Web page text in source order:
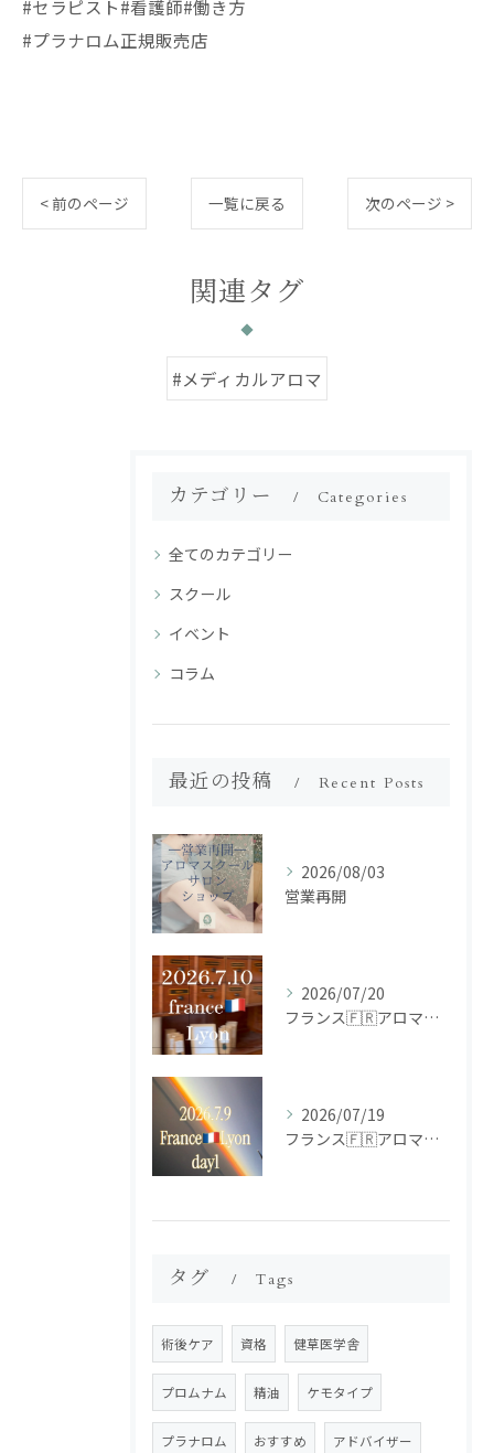
#セラピスト#看護師#働き方
#プラナロム正規販売店
< 前のページ 一覧に戻る 次のページ >
関連タグ
#メディカルアロマ
カテゴリー Categories
全てのカテゴリー
スクール
イベント
コラム
最近の投稿 Recent Posts
2026/08/03
営業再開
2026/07/20
フランス🇫🇷アロマ研修ツアー𝗱𝗮𝘆𝟮
2026/07/19
フランス🇫🇷アロマ研修ツアー𝗱𝗮𝘆𝟭
タグ Tags
術後ケア 資格 健草医学舎
プロムナム 精油 ケモタイプ
プラナロム おすすめ アドバイザー